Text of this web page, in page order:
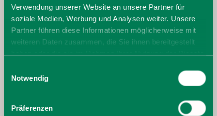
Verwendung unserer Website an unsere Partner für
soziale Medien, Werbung und Analysen weiter. Unsere
Partner führen diese Informationen möglicherweise mit
weiteren Daten zusammen, die Sie ihnen bereitgestellt
Cookies, wenn Sie unsere Webseite weiterhin nutzen.
Notwendig
Präferenzen